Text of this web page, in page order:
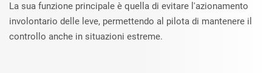
La sua funzione principale è quella di evitare l'azionamento
involontario delle leve, permettendo al pilota di mantenere il
controllo anche in situazioni estreme.